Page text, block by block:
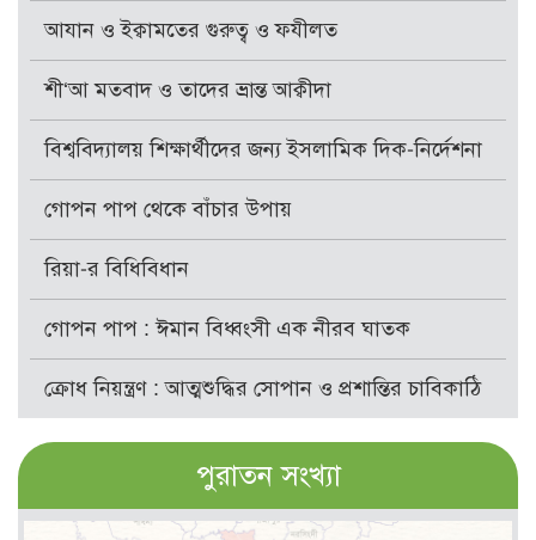
আযান ও ইক্বামতের গুরুত্ব ও ফযীলত
শী‘আ মতবাদ ও তাদের ভ্রান্ত আক্বীদা
বিশ্ববিদ্যালয় শিক্ষার্থীদের জন্য ইসলামিক দিক-নির্দেশনা
গোপন পাপ থেকে বাঁচার উপায়
রিয়া-র বিধিবিধান
গোপন পাপ : ঈমান বিধ্বংসী এক নীরব ঘাতক
ক্রোধ নিয়ন্ত্রণ : আত্মশুদ্ধির সোপান ও প্রশান্তির চাবিকাঠি
পুরাতন সংখ্যা